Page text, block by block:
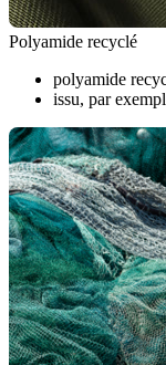
Polyamide recyclé
polyamide
issu, par